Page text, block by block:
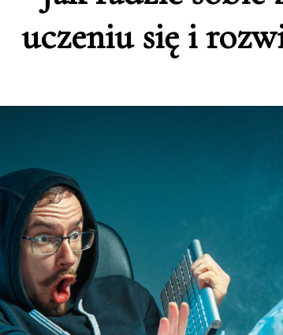
uczeniu się i